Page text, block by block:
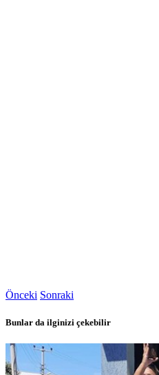
Önceki Sonraki
Bunlar da ilginizi çekebilir